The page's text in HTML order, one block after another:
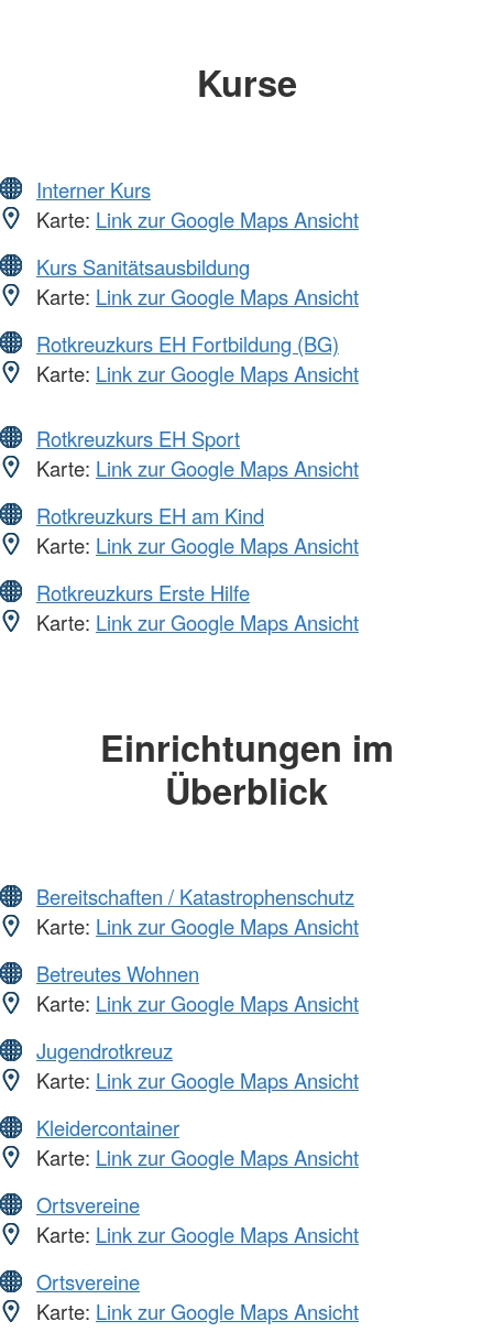
Kurse
Interner Kurs
Karte: Link zur Google Maps Ansicht
Kurs Sanitätsausbildung
Karte: Link zur Google Maps Ansicht
Rotkreuzkurs EH Fortbildung (BG)
Karte: Link zur Google Maps Ansicht
Rotkreuzkurs EH Sport
Karte: Link zur Google Maps Ansicht
Rotkreuzkurs EH am Kind
Karte: Link zur Google Maps Ansicht
Rotkreuzkurs Erste Hilfe
Karte: Link zur Google Maps Ansicht
Einrichtungen im
Überblick
Bereitschaften / Katastrophenschutz
Karte: Link zur Google Maps Ansicht
Betreutes Wohnen
Karte: Link zur Google Maps Ansicht
Jugendrotkreuz
Karte: Link zur Google Maps Ansicht
Kleidercontainer
Karte: Link zur Google Maps Ansicht
Ortsvereine
Karte: Link zur Google Maps Ansicht
Ortsvereine
Karte: Link zur Google Maps Ansicht